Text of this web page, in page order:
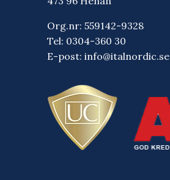
Org.nr: 559142-9328
Tel: 0304-360 30
E-post: info@italnordic.se